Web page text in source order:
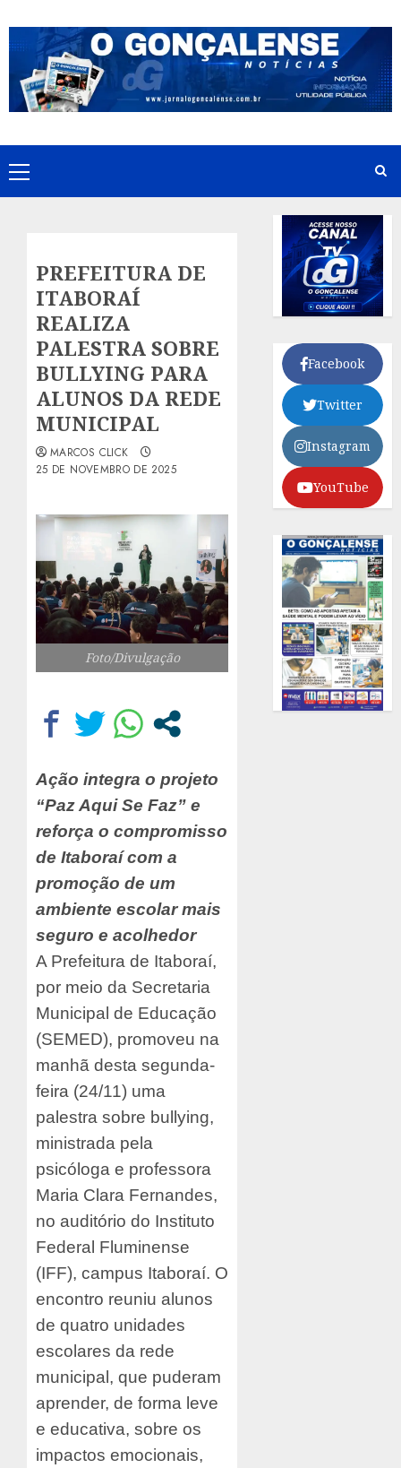
to
content
Primary
Menu
PREFEITURA DE
ITABORAÍ
REALIZA
PALESTRA SOBRE
BULLYING PARA
ALUNOS DA REDE
MUNICIPAL
MARCOS CLICK
25 DE NOVEMBRO DE 2025
Foto/Divulgação
Ação integra o projeto
“Paz Aqui Se Faz” e
reforça o compromisso
de Itaboraí com a
promoção de um
ambiente escolar mais
seguro e acolhedor
A Prefeitura de Itaboraí,
por meio da Secretaria
Municipal de Educação
(SEMED), promoveu na
manhã desta segunda-
feira (24/11) uma
palestra sobre bullying,
ministrada pela
psicóloga e professora
Maria Clara Fernandes,
no auditório do Instituto
Federal Fluminense
(IFF), campus Itaboraí. O
encontro reuniu alunos
de quatro unidades
escolares da rede
municipal, que puderam
aprender, de forma leve
e educativa, sobre os
impactos emocionais,
Facebook
Twitter
Instagram
YouTube